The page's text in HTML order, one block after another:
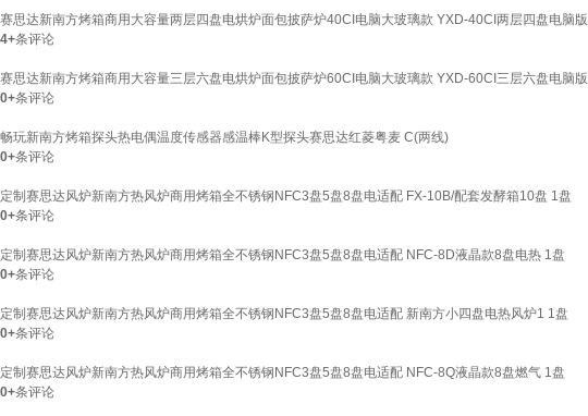
赛思达新南方烤箱商用大容量两层四盘电烘炉面包披萨炉40CI电脑大玻璃款 YXD-40CI两层四盘电脑版
4+条评论
赛思达新南方烤箱商用大容量三层六盘电烘炉面包披萨炉60CI电脑大玻璃款 YXD-60CI三层六盘电脑版
0+条评论
畅玩新南方烤箱探头热电偶温度传感器感温棒K型探头赛思达红菱粤麦 C(两线)
0+条评论
定制赛思达风炉新南方热风炉商用烤箱全不锈钢NFC3盘5盘8盘电适配 FX-10B/配套发酵箱10盘 1盘
0+条评论
定制赛思达风炉新南方热风炉商用烤箱全不锈钢NFC3盘5盘8盘电适配 NFC-8D液晶款8盘电热 1盘
0+条评论
定制赛思达风炉新南方热风炉商用烤箱全不锈钢NFC3盘5盘8盘电适配 新南方小四盘电热风炉1 1盘
0+条评论
定制赛思达风炉新南方热风炉商用烤箱全不锈钢NFC3盘5盘8盘电适配 NFC-8Q液晶款8盘燃气 1盘
0+条评论